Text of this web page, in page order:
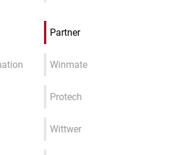
Partner
Winmate
Protech
Wittwer